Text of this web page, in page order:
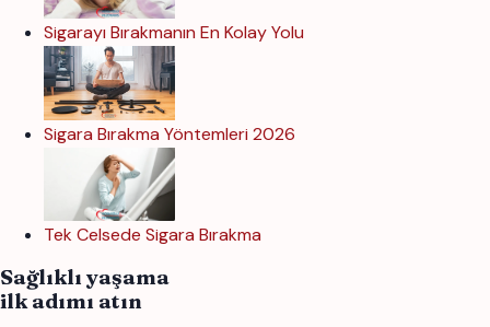
Sigarayı Bırakmanın En Kolay Yolu
Sigara Bırakma Yöntemleri 2026
Tek Celsede Sigara Bırakma
Sağlıklı yaşama
ilk adımı atın